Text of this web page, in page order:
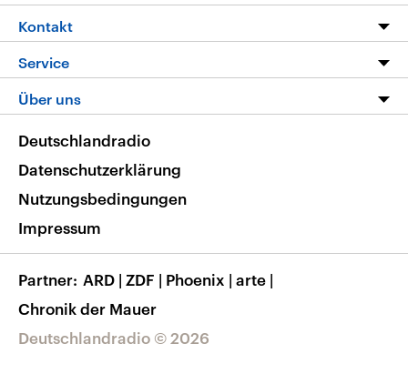
Die Nachrichten
Nachrichtenleicht
Neue Beiträge auf dlf.de
Livestream
Podcasts
Deutschlandfunk App
Nachrichten App
Frequenzen
Kontakt
Hörerservice
Service
FAQ
Veranstaltungen
Musikliste
RSS
Über uns
Barrierefreiheit
Deutschlandradio © 2026
Deutschlandradio
Datenschutzerklärung
Nutzungsbedingungen
Impressum
Partner ARD | ZDF | Phoenix | arte |
Chronik der Mauer